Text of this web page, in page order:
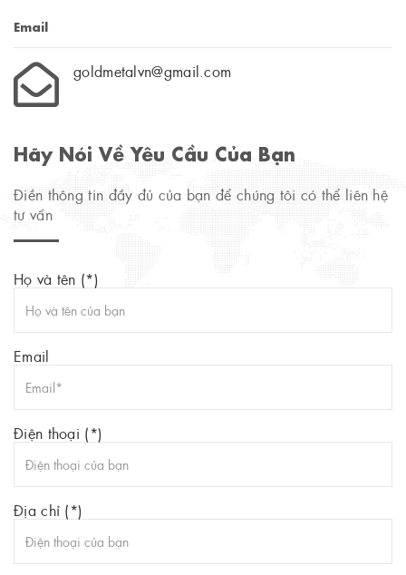
Email
goldmetalvn@gmail.com
Hãy Nói Về Yêu Cầu Của Bạn
Điền thông tin đầy đủ của bạn để chúng tôi có thể liên hệ
tư vấn
Họ và tên (*)
Email
Điện thoại (*)
Địa chỉ (*)